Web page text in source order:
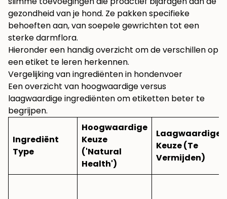
gezondheid van je hond. Ze pakken specifieke
behoeften aan, van soepele gewrichten tot een
sterke darmflora.
Hieronder een handig overzicht om de verschillen op
een etiket te leren herkennen.
Vergelijking van ingrediënten in hondenvoer
Een overzicht van hoogwaardige versus
laagwaardige ingrediënten om etiketten beter te
begrijpen.
Ingrediënt
Type
Hoogwaardige
Keuze
('Natural
Health')
Laagwaardige
Keuze (Te
Vermijden)